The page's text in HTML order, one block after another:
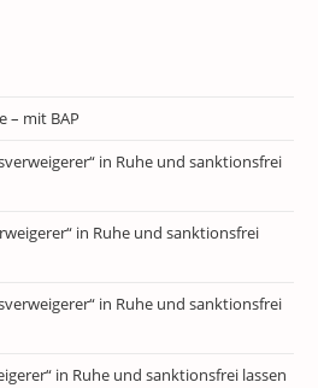
– mit BAP
in Ruhe und sanktionsfrei
in Ruhe und sanktionsfrei
in Ruhe und sanktionsfrei
in Ruhe und sanktionsfrei lassen